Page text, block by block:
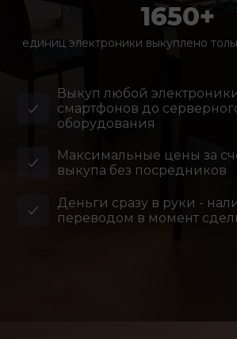
1650+
единиц электроники выкуплено
Выкуп любой
смартфонов до
оборудования
Максимальные цены за
выкупа без посредников
Деньги сразу в руки -
переводом в момент